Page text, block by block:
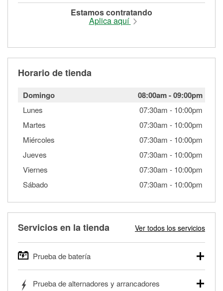
Estamos contratando
Aplica aquí
Horario de tienda
Domingo 08:00am-09:00pm
Lunes 07:30am - 10:00pm
Martes
07:30am - 10:00pm
Miércoles
07:30am - 10:00pm
Jueves
07:30am - 10:00pm
Viernes
07:30am - 10:00pm
Sábado
07:30am - 10:00pm
Servicios en la tienda Ver todos los servicios
Prueba de batería
autos, camionetas, SUVs, vehículos comerciales y
Prueba de alternadores y arrancadores